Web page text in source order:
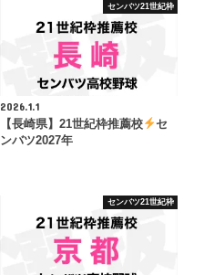
センバツ21世紀枠
2026.1.1
【長崎県】21世紀枠推薦校
セ
ンバツ2027年
センバツ21世紀枠